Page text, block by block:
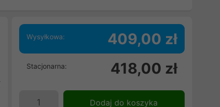
Wysyłkowa: 409,00 zł
Stacjonarna: 418,00 zł
Dodaj do koszyka